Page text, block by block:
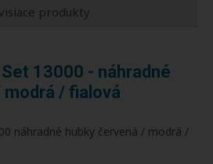
produkty
13000 - náhradné
modrá / fialová
náhradné hubky červená / modrá /